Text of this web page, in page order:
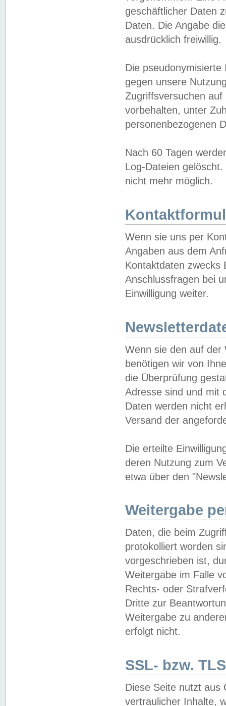
geschäftlicher Daten
Daten. Die Angabe
ausdrücklich freiwillig.
Die
gegen unsere
Zugriffsversuchen
vorbehalten, unter
personenbezogenen
Nach 60 Tagen
Log-Dateien
nicht mehr möglich.
Wenn sie uns per
Angaben aus dem
Kontaktdaten zwecks
Anschlussfragen bei
Einwilligung weiter.
Wenn sie den auf der
benötigen wir von
die Überprüfung
Adresse sind und mit
Daten werden nicht
Versand der
Die erteilte
deren Nutzung zum
etwa über den
Weitergabe
Daten, die beim
protokolliert worden
vorgeschrieben ist,
Weitergabe im Falle
Rechts- oder
Dritte zur
Weitergabe zu
erfolgt nicht.
SSL- bzw.
Diese Seite nutzt aus
vertraulicher Inhalte,